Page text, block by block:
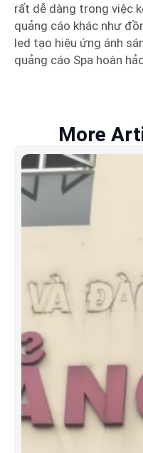
rất dễ dàng trong việc
quảng cáo khác như
led tạo hiệu ứng ánh
quảng cáo Spa hoàn
More